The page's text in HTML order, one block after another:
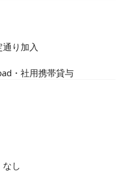
通り加入
・社用携帯貸与
なし